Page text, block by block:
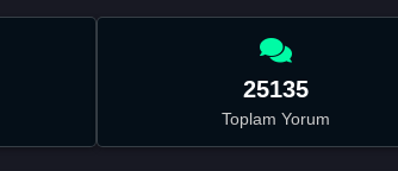
25135
Toplam Yorum